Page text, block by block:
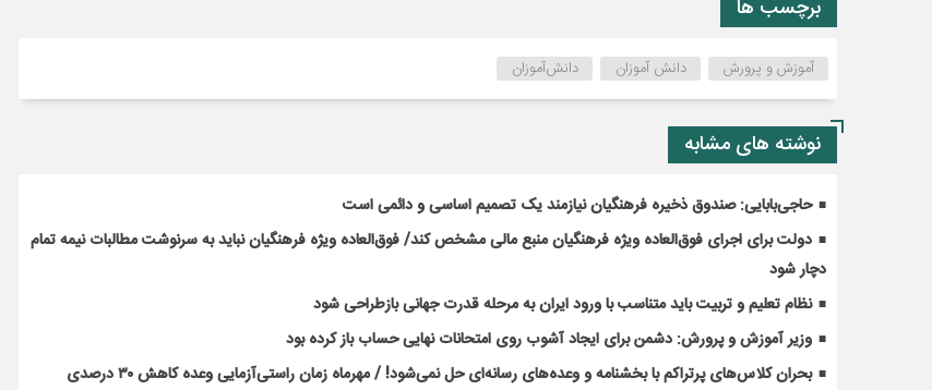
برچسب ها
آموزش و پرورش دانش آموزان دانش‌آموزان
نوشته های مشابه
حاجی‌بابایی: صندوق ذخیره فرهنگیان نیازمند یک تصمیم اساسی و دائمی است
دولت برای اجرای فوق‌العاده ویژه فرهنگیان منبع مالی مشخص کند/ فوق‌العاده ویژه فرهنگیان نباید به سرنوشت مطالبات نیمه‌ تمام
دچار شود
نظام تعلیم و تربیت باید متناسب با ورود ایران به مرحله قدرت جهانی بازطراحی شود
وزیر آموزش و پرورش: دشمن برای ایجاد آشوب روی امتحانات نهایی حساب باز کرده بود
بحران کلاس‌های پرتراکم با بخشنامه و وعده‌های رسانه‌ای حل نمی‌شود! / مهرماه زمان راستی‌آزمایی وعده کاهش ۳۰ درصدی